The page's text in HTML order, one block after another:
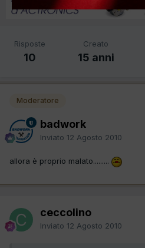
Risposte
10
Creato
15 anni
Moderatore
badwork
Inviato 12 Agosto 2010
allora è proprio malato.........
ceccolino
Inviato 12 Agosto 2010